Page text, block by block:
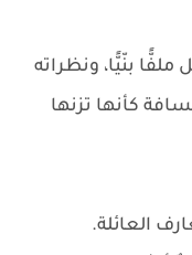
بنّيًّا، ونظراته
كأنها تزنها
العائلة.